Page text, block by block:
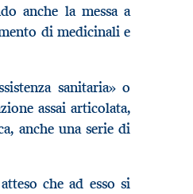
anche la messa a
di medicinali e
sanitaria» o
assai articolata,
anche una serie di
che ad esso si